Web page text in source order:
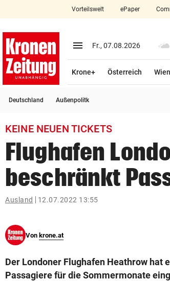
close
account_circle Anmelden
arrow_right
bookmark
search
Suchbegriff
eingeben
© Krone Multimedia GmbH & Co KG 2026
Vorteilswelt ePaper
menu Menü aufklappen
Fr., 07.08.2026
Krone+ Österreich Wien
Deutschland Außenpolitk
KEINE NEUEN TICKETS
Flughafen
beschränkt
Ausland 12.07.2022 13:55
Von krone.at
Der Londoner Flughafen Heathrow hat
Passagiere für die Sommermonate